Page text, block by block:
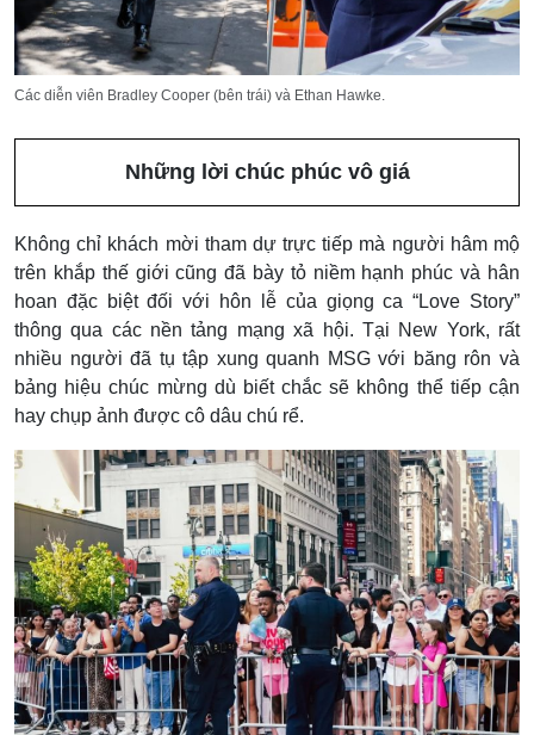
Các diễn viên Bradley Cooper (bên trái) và Ethan Hawke.
Những lời chúc phúc vô giá
Không chỉ khách mời tham dự trực tiếp mà người hâm mộ
trên khắp thế giới cũng đã bày tỏ niềm hạnh phúc và hân
hoan đặc biệt đối với hôn lễ của giọng ca “Love Story”
thông qua các nền tảng mạng xã hội. Tại New York, rất
nhiều người đã tụ tập xung quanh MSG với băng rôn và
bảng hiệu chúc mừng dù biết chắc sẽ không thể tiếp cận
hay chụp ảnh được cô dâu chú rể.